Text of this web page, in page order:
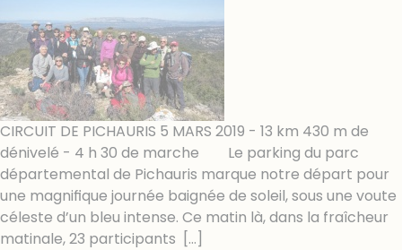
CIRCUIT DE PICHAURIS 5 MARS 2019 - 13 km 430 m de
dénivelé - 4 h 30 de marche Le parking du parc
départemental de Pichauris marque notre départ pour
une magniﬁque journée baignée de soleil, sous une voute
céleste d’un bleu intense. Ce matin là, dans la fraîcheur
matinale, 23 participants
[…]